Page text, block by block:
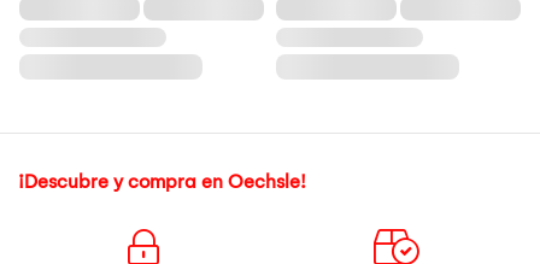
¡Descubre y compra en Oechsle!